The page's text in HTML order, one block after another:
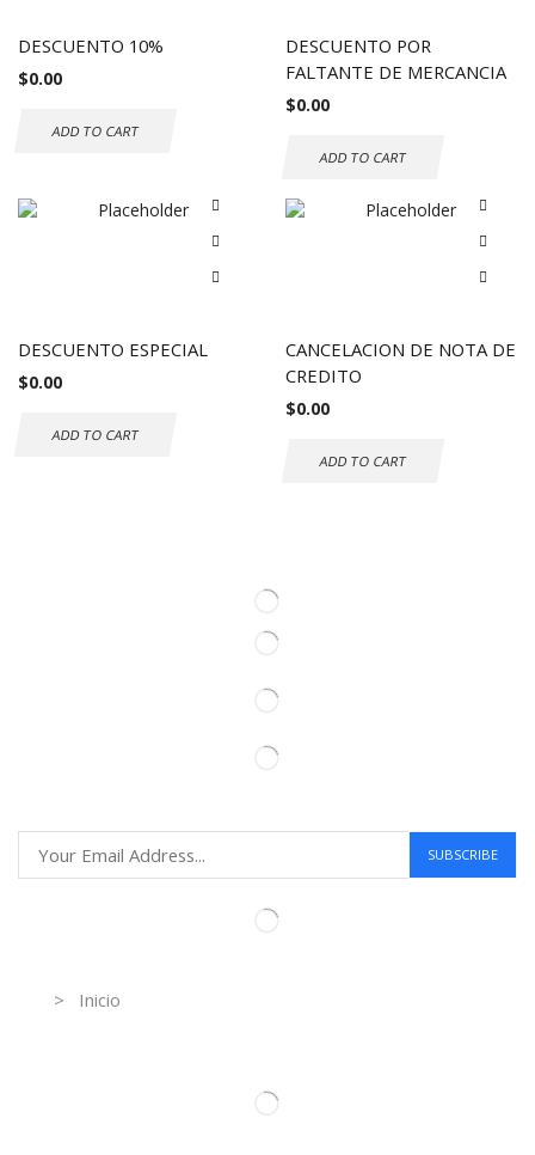
DESCUENTO 10%
$0.00
ADD TO CART
DESCUENTO POR
FALTANTE DE MERCANCIA
$0.00
ADD TO CART
DESCUENTO ESPECIAL
$0.00
ADD TO CART
CANCELACION DE NOTA DE
CREDITO
$0.00
ADD TO CART
> Inicio